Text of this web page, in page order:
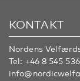
KONTAKT
Nordens
Tel: +46 8 545